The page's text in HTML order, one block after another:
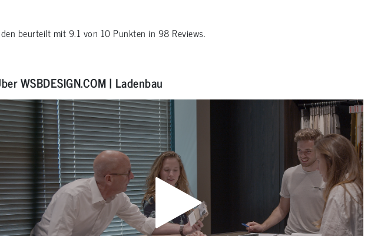
beurteilt mit9.1 von 10 Punkten in 98 Reviews.
WSBDESIGN.COM | Ladenbau